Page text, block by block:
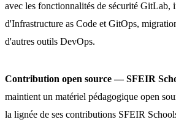
avec les fonctionnalités de sécurité GitLab,
d'Infrastructure as Code et GitOps,
d'autres outils DevOps.
Contribution open source — SFEIR
maintient un matériel pédagogique open
la lignée de ses contributions SFEIR